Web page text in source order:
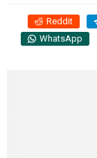
Reddit
WhatsApp